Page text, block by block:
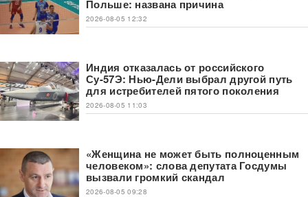
Польше: названа причина
2026-08-05 12:32
Индия отказалась от российского
Су-57Э: Нью-Дели выбрал другой путь
для истребителей пятого поколения
2026-08-05 11:03
«Женщина не может быть полноценным
человеком»: слова депутата Госдумы
вызвали громкий скандал
2026-08-05 09:28